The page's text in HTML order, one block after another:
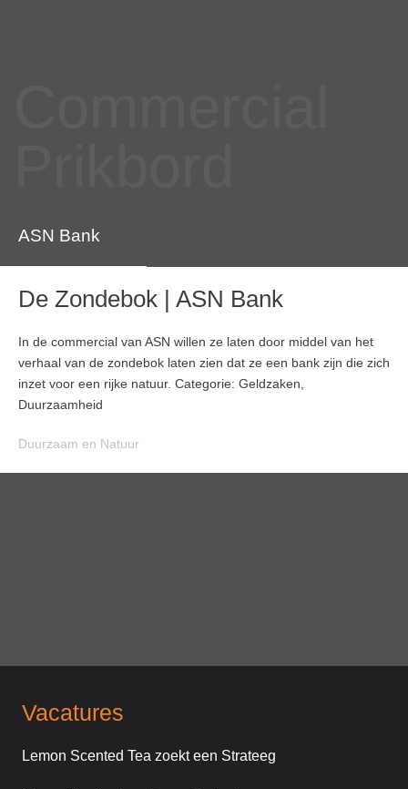
ASN Bank
De Zondebok | ASN Bank
In de commercial van ASN willen ze laten door middel van het
verhaal van de zondebok laten zien dat ze een bank zijn die zich
inzet voor een rijke natuur. Categorie: Geldzaken,
Duurzaamheid
Duurzaam en Natuur
Vacatures
Lemon Scented Tea zoekt een Strateeg